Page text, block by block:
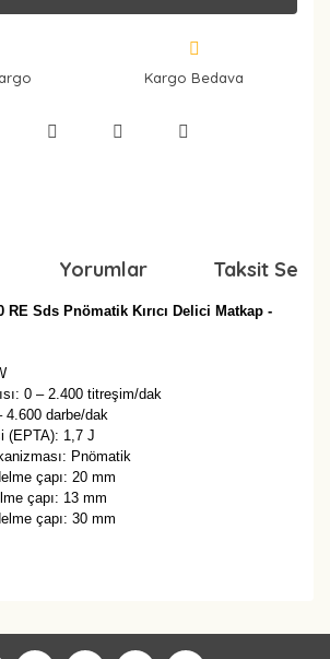
Kargo Bedava
Yorumlar Taksit
RE Sds Pnömatik Kırıcı Delici Matkap -
0 – 2.400 titreşim/dak
4.600 darbe/dak
(EPTA): 1,7 J
Pnömatik
çapı: 20 mm
çapı: 13 mm
çapı: 30 mm